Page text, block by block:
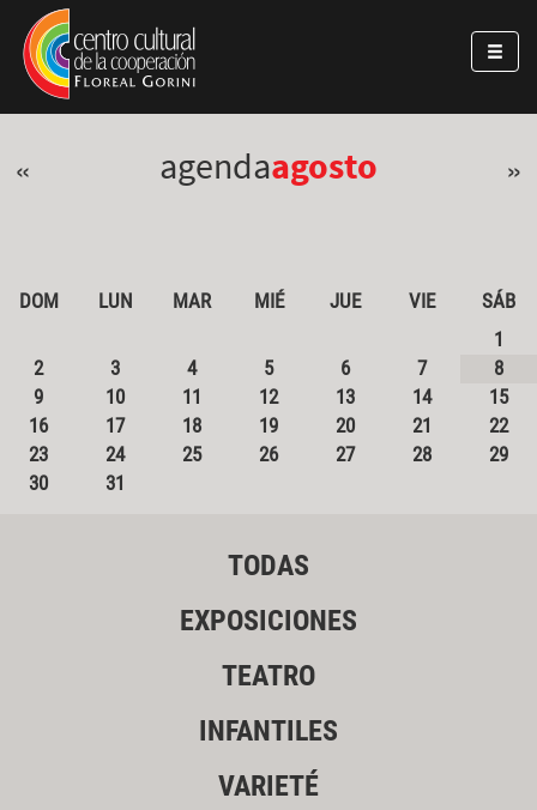
Pasar al contenido principal
Jump to main content
« agendaagosto »
DOM LUN MAR MIÉ JUE VIE
SÁB
1
2
3 4 5 6 7
8
9
10 11 12 13 14
15
16
17 18 19 20 21
22
23
24 25 26 27 28
29
30
31
TODAS
EXPOSICIONES
TEATRO
INFANTILES
VARIETÉ